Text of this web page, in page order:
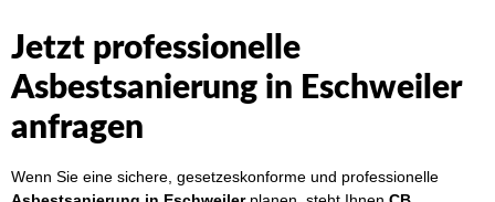
Jetzt professionelle
Asbestsanierung in Eschweiler
anfragen
Wenn Sie eine sichere, gesetzeskonforme und professionelle